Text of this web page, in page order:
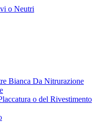
o Neutri
Bianca Da Nitrurazione
o del Rivestimento